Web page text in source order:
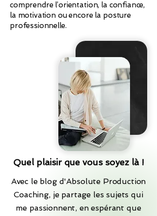
comprendre l’orientation, la confiance,
la motivation ou encore la posture
professionnelle.
Quel plaisir que vous soyez là !
Avec le blog d'Absolute Production
Coaching, je partage les sujets qui
me passionnent, en espérant que